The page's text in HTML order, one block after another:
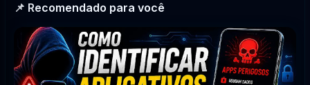
📌 Recomendado para você